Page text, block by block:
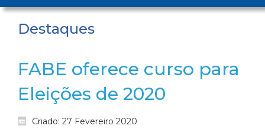
Destaques
FABE oferece curso para
Eleições de 2020
Criado: 27 Fevereiro 2020